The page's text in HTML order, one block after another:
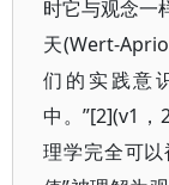
时它与观念一
天(Wert-
们的实践意
中。”[2](v1
理学完全可以